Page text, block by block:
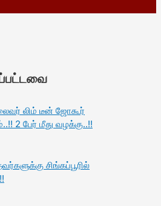
லிம் டீன் ஜோகூர்
2 பேர் மீது வழக்கு..!!
சிங்கப்பூரில்